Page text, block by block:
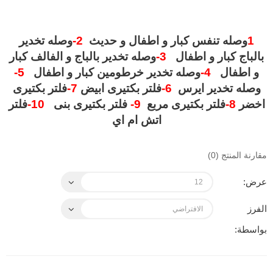
1وصله تنفس كبار و اطفال و حديث 2- وصله تخدير
بالباج كبار و اطفال 3- وصله تخدير بالباج و الفالف كبار
و اطفال 4- وصله تخدير خرطومين كبار و اطفال
وصله تخدير ايرس 6- فلتر بكتيرى ابيض 7- فلتر بكتيرى
اخضر 8- فلتر بكتيرى مربع 9- فلتر بكتيرى بنى 10- فلتر
اتش ام اي
مقارنة المنتج (0)
عرض:
الفرز
بواسطة: